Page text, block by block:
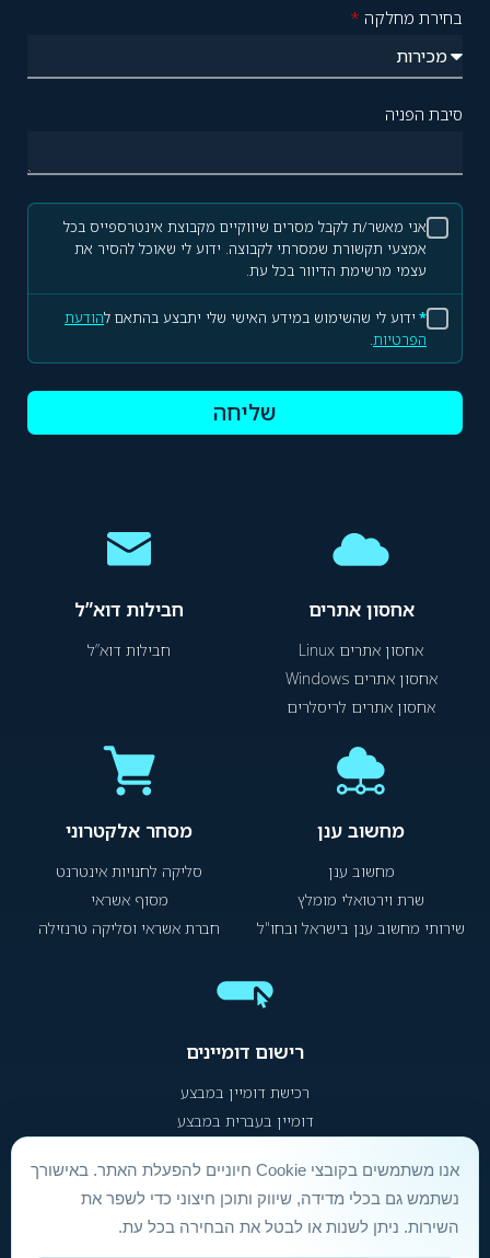
בחירת מחלקה *
סיבת הפניה
אני מאשר/ת לקבל מסרים שיווקיים מקבוצת אינטרספייס בכל
אמצעי תקשורת שמסרתי לקבוצה. ידוע לי שאוכל להסיר את
עצמי מרשימת הדיוור בכל עת.
* ידוע לי שהשימוש במידע האישי שלי יתבצע בהתאם להודעת
הפרטיות.
שליחה
אחסון אתרים
אחסון אתרים Linux
אחסון אתרים Windows
אחסון אתרים לריסלרים
חבילות דוא”ל
חבילות דוא”ל
מחשוב ענן
מחשוב ענן
שרת וירטואלי מומלץ
שירותי מחשוב ענן בישראל ובחו"ל
מסחר אלקטרוני
סליקה לחנויות אינטרנט
מסוף אשראי
חברת אשראי וסליקה טרנזילה
רישום דומיינים
רכישת דומיין במבצע
דומיין בעברית במבצע
הסכם שירות ותנאי שימוש| הצהרת נגישות| מדיניות פרטיות
אנו משתמשים בקובצי Cookie חיוניים להפעלת האתר. באישורך
נשתמש גם בכלי מדידה, שיווק ותוכן חיצוני כדי לשפר את
השירות. ניתן לשנות או לבטל את הבחירה בכל עת.